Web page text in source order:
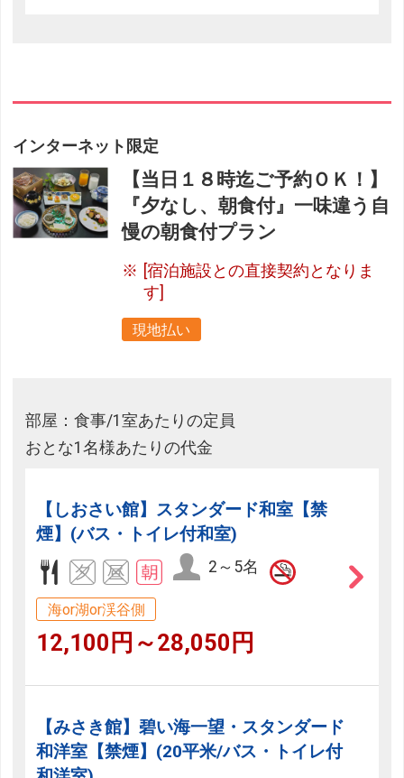
インターネット限定
【当日１８時迄ご予約ＯＫ！】
『夕なし、朝食付』一味違う自
慢の朝食付プラン
[宿泊施設との直接契約となりま
す]
現地払い
部屋：食事/1室あたりの定員
おとな1名様あたりの代金
【しおさい館】スタンダード和室【禁
煙】(バス・トイレ付和室)
2～5名
海or湖or渓谷側
12,100円～28,050円
【みさき館】碧い海一望・スタンダード
和洋室【禁煙】(20平米/バス・トイレ付